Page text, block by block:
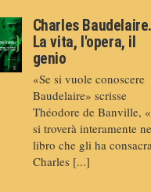
Charles Baudelaire.
La vita, l'opera, il
genio
«Se si vuole conoscere
Baudelaire» scrisse
Théodore de Banville,
si troverà interamente
libro che gli ha
Charles [...]